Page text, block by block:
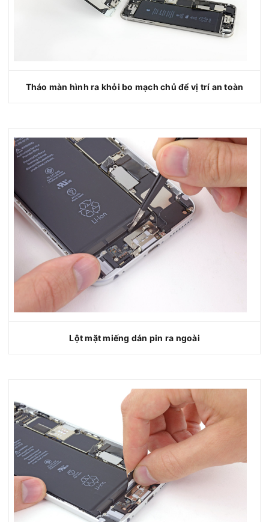
Tháo màn hình ra khỏi bo mạch chủ để vị trí an toàn
Lột mặt miếng dán pin ra ngoài